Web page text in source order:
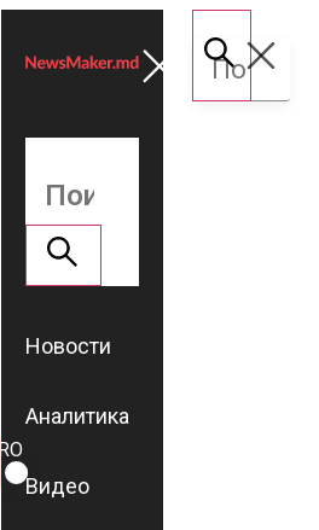
ROMÂNĂ
RU
Новости
Аналитика
Видео